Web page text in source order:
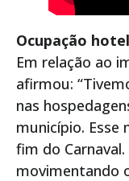
Ocupação
Em relação ao
afirmou:
nas
município. Esse
fim do
movimentando